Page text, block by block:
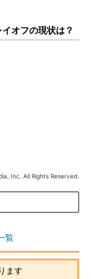
オフの現状は？
Inc. All Rights Reserved.
覧
ます